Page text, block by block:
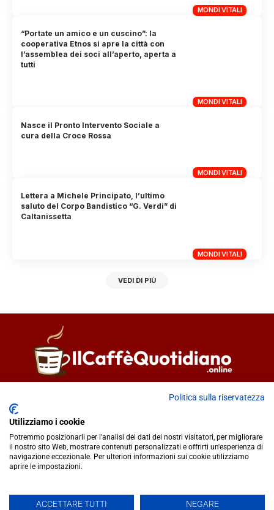
MONDI VITALI
MONDI VITALI
“Portate un amico e un cuscino”: la
cooperativa Etnos si apre la città con
l’assemblea dei soci all’aperto, aperta a
tutti
MONDI VITALI
Nasce il Pronto Intervento Sociale a
cura della Croce Rossa
MONDI VITALI
Lettera a Michele Principato, l’ultimo
saluto del Corpo Bandistico “G. Verdi” di
Caltanissetta
VEDI DI PIÙ
Fiorella Falci
redazione@ilcaffequotidiano.online
C.F. 92076900858
Chi siamo
IlCaffèQuotidiano.online è una testata giornalistica registrata
Politica sulla riservatezza
Utilizziamo i cookie
Potremmo posizionarli per l'analisi dei dati dei nostri visitatori, per migliorare
il nostro sito Web, mostrare contenuti personalizzati e offrirti un'esperienza di
navigazione eccezionale. Per ulteriori informazioni sui cookie utilizziamo
aprire le impostazioni.
ACCETTARE TUTTI NEGARE